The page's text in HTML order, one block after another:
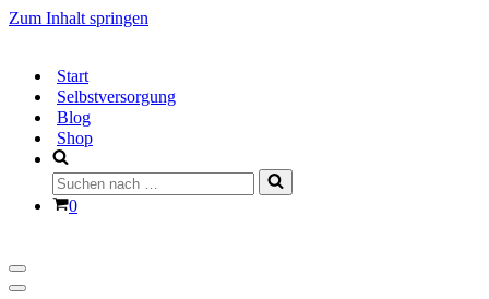
Zum Inhalt springen
Start
Selbstversorgung
Blog
Shop
Suchen
nach …
Warenkorb
0
Navigationsmenü
Navigationsmenü